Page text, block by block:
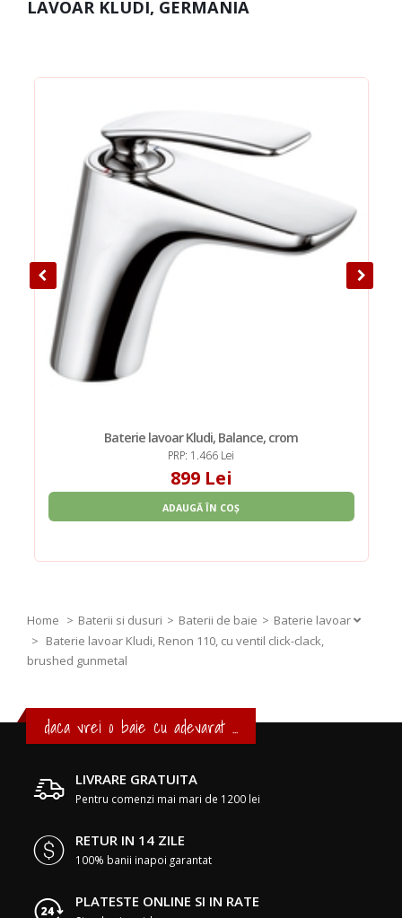
LAVOAR KLUDI, GERMANIA
Baterie lavoar Kludi, Balance, crom
PRP: 1.466 Lei
899 Lei
ADAUGĂ ÎN COȘ
Home Baterii si dusuri Baterii de baie
Baterie lavoar
> Baterie lavoar Kludi, Renon 110, cu ventil click-clack,
brushed gunmetal
daca vrei o baie cu adevarat ...
LIVRARE GRATUITA
Pentru comenzi mai mari de 1200 lei
RETUR IN 14 ZILE
100% banii inapoi garantat
PLATESTE ONLINE SI IN RATE